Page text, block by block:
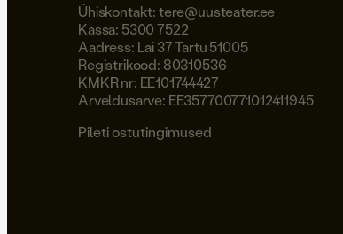
Ühiskontakt:tere@uusteater.ee
Kassa: 5300 7522
Aadress: Lai 37 Tartu 51005
Registrikood: 80310536
KMKR nr: EE101744427
Arveldusarve: EE357700771012411945
Pileti ostutingimused